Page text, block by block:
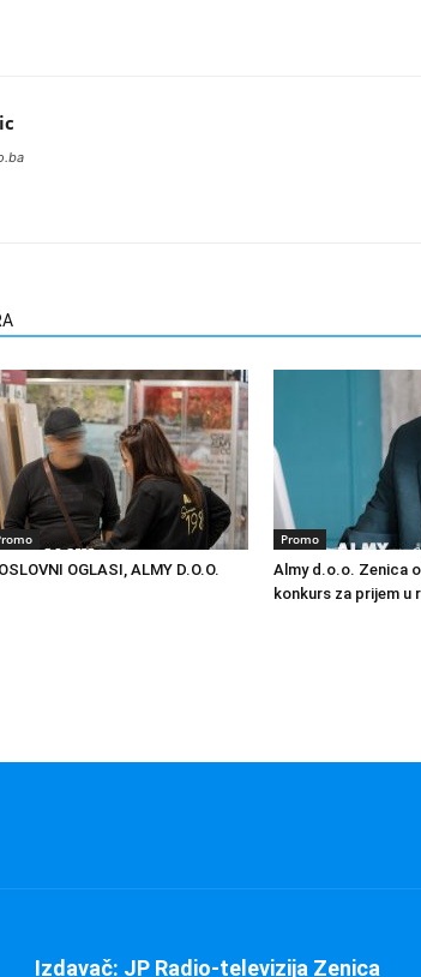
OGLASI, ALMY D.O.O.
Promo
Almy d.o.o. Zenica
konkurs za prijem u
Izdavač: JP Radio-televizija Zenica